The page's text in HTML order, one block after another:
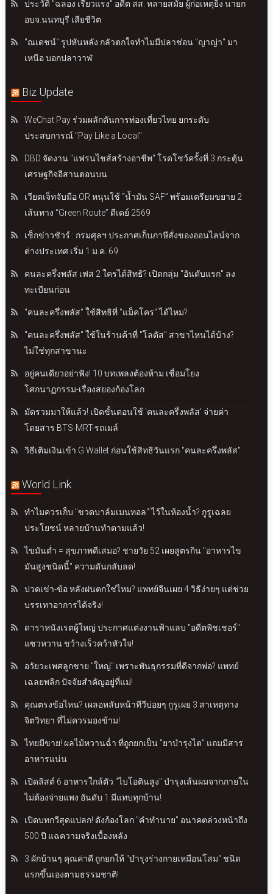
ประวัติ "ฉลอง เรี่ยวแรง" อดีต สส. หลายสมัย ผู้ก่อเหตุยิง นายก
อบจ.นนทบุรี เสียชีวิต
"ณเดชน์" รูปหันหลัง กลัวตกใจทำไมมีปลาช่อน "ญาญ่า" มา
เหนือ บอกปลาวาฬ
Biz Update
WeChat Pay ร่วมผลักดันการท่องเที่ยวไทย ยกระดับ
ประสบการณ์ "Pay Like a Local"
DBD จัดงาน "แฟรนไชส์สร้างอาชีพ" โรดโชว์ครั้งที่ 3 กระตุ้น
เศรษฐกิจอีสานตอนบน
เวียตเจ็ทจับมือ OR หนุนใช้ “น้ำมัน SAF” พร้อมเตรียมขยาย 2
เส้นทาง “Green Route” ดีเดย์ 2569
เช็กข่าวชัวร์ : กรมศุลฯ ประกาศเก็บภาษีสั่งของออนไลน์จาก
ต่างประเทศ เริ่ม 1 ม.ค. 69
คนละครึ่งพลัส เฟส 2 ใครได้สิทธิ? เปิดกลุ่ม "อันดับแรก" ลง
ทะเบียนก่อน
"คนละครึ่งพลัส" ใช้สิทธิที่ "แม็คโคร" ได้ไหม?
"คนละครึ่งพลัส" ใช้ในร้านค้าที่ "โลตัส" สาขาไหนได้บ้าง?
ไม่ใช่ทุกสาขานะ
อยู่คนเดียวอย่าฟัง! 10 บทเพลงต้องห้าม เชื่อมโยง
โศกนาฏกรรม-เรื่องสยองก้องโลก
มัดรวมมาให้แล้ว! เปิดขั้นตอนใช้ 'คนละครึ่งพลัส' จ่ายค่า
โดยสาร BTS-MRT-รถเมล์
วิธีเติมเงินเข้า G Wallet ก่อนใช้สิทธิวันแรก "คนละครึ่งพลัส"
World Link
ทำไมควรเก็บ "ขวดบาล์มเมนทอล" ไว้ในห้องน้ำ? กูรูเฉลย
ประโยชน์ หลายบ้านทำตามแล้ว!
ไขมันต่ำ = สุขภาพดีเสมอ? ชายวัย 52 เผยสูตรกิน "อาหารไข
มันสูงชนิดนี้" ความดันกลับลด!
ปวดเข่า-ข้อ หลังฝนตกใช่ไหม? แพทย์จีนเผย 4 วิธีง่ายๆ แต่ช่วย
บรรเทาอาการได้จริง!
ดาราหนังเรตผู้ใหญ่ ประกาศแต่งงานฟ้าแลบ "อดีตพิชเชอร์"
แซวหวาน ขว้างเร็วคว้าหัวใจ!
อวัยวะเพศลูกชาย "ใหญ่" เพราะพันธุกรรมที่ดีจากพ่อ? แพทย์
เฉลยพลิก ปัจจัยสำคัญอยู่ที่แม่!
คุณตรงข้อไหน? เผลอหลับหน้าทีวีบ่อยๆ กูรูเผย 3 สาเหตุทาง
จิตวิทยา ที่ไม่ควรมองข้าม!
ไทยมีขาย! ผลไม้หวานฉ่ำ ที่ถูกยกเป็น "ยาบำรุงไต" แถมมีสาร
อาหารแน่น
เปิดลิสต์ 6 อาหารใกล้ตัว "ไบโอตินสูง" บำรุงเส้นผมจากภายใน
ไม่ต้องจ่ายแพง อันดับ 1 มีแทบทุกบ้าน!
เปิดบทกวีสุดแปลก! ดังก้องโลก "คำทำนาย" อนาคตล่วงหน้าถึง
500 ปี แฉความจริงเบื้องหลัง
3 ผักบ้านๆ คุณค่าดี ถูกยกให้ "บำรุงร่างกายเหมือนโสม" ชนิด
แรกขึ้นเองตามธรรมชาติ!